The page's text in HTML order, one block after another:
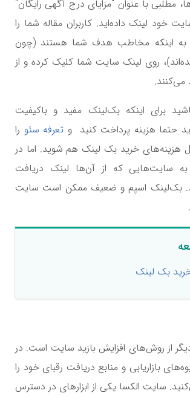
مطلبی با عنوان "مزایای درج آگهی رایگان"
خود لینک داده‌اید. کاربران مقاله شما را
به اینکه مخاطب هدف شما هستند (چون
روی لینک سایت شما کلیک کرده و از
می‌کنند.
برای اینکه بک‌لینک مفید و باکیفیت
حتما هزینه پرداخت کنید و تعرفه سئو را
هزینه‌های خرید بک لینک هم شوید. اما در
به سایت‌هایی که از آن‌ها لینک دریافت
بک‌لینک اسپم و ضعیف ممکن است سایت
بک لینک
از روش‌های افزایش بازید سایت است. در
بازاریابی و منابع دریافت رقبای خود را
سایت الکسا یکی از ابزارهای در دسترس